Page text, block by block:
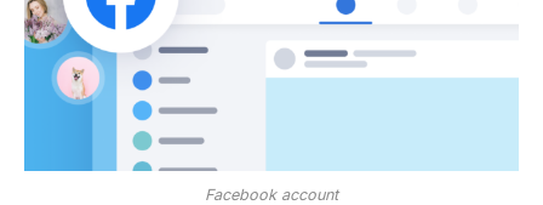
Facebook account